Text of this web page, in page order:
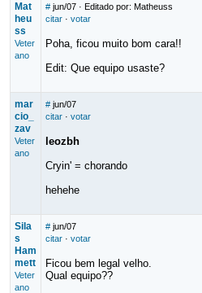
Mat
heu
ss
Veter
ano
# jun/07· Editado por: Matheuss
citar· votar
Poha, ficou muito bom cara!!
Edit: Que equipo usaste?
mar
cio_
zav
Veter
ano
# jun/07
citar· votar
leozbh
Cryin' = chorando
hehehe
Sila
s
Ham
mett
Veter
ano
# jun/07
citar· votar
Ficou bem legal velho.
Qual equipo??